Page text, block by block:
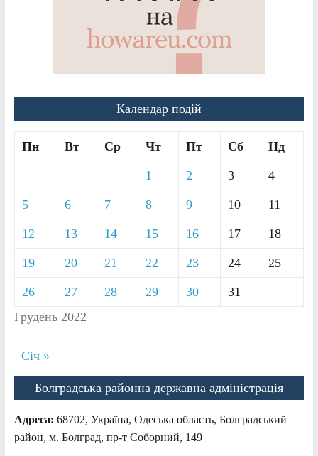
Календар подій
Грудень 2022
Пн Вт Ср Чт Пт Сб Нд
1 2 3 4
5 6 7 8 9 10 11
12 13 14 15 16 17 18
19 20 21 22 23 24 25
26 27 28 29 30 31
Січ »
Болградська районна державна адміністрація
Адреса: 68702, Україна, Одеська область, Болградський
район, м. Болград, пр-т Соборний, 149